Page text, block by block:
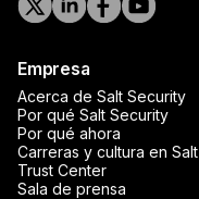
Empresa
Acerca de Salt Security
Por qué Salt Security
Por qué ahora
Carreras y cultura en Salt
Trust Center
Sala de prensa